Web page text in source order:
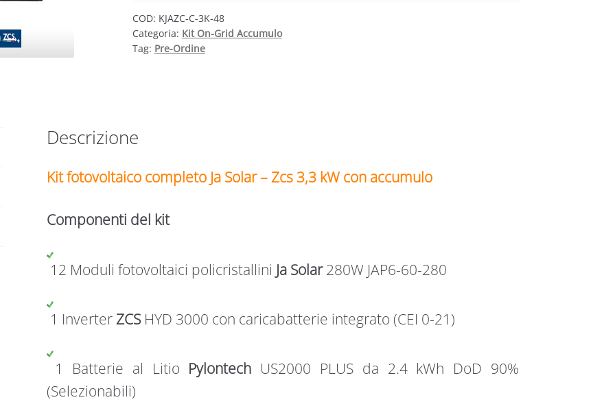
KW
JA
SOLAR
4,8
quantità
COD: KJAZC-C-3K-48
Categoria: Kit On-Grid Accumulo
Tag: Pre-Ordine
Descrizione
Kit fotovoltaico completo Ja Solar – Zcs 3,3 kW con accumulo
Componenti del kit
12 Moduli fotovoltaici policristallini Ja Solar280W JAP6-60-280
1 InverterZCS HYD 3000 con caricabatterie integrato (CEI 0-21)
1 Batterie al Litio Pylontech US2000 PLUS da 2.4 kWh DoD 90%
(Selezionabili)